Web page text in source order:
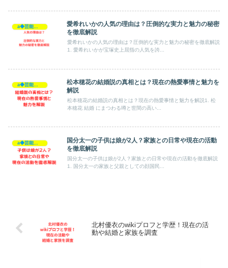
a◆芸能人◆
愛希れいかの人気の理由は？圧倒的な実力と魅力の秘密
を徹底解説
愛希れいかの人気の理由は？圧倒的な実力と魅力の秘密を徹底解説
1. 愛希れいかが宝塚史上屈指の人気を誇...
a◆芸能人◆
松本穂花の結婚説の真相とは？現在の熱愛事情と魅力を
解説
松本穂花の結婚説の真相とは？現在の熱愛事情と魅力を解説1. 松
本穂花 結婚 にまつわる噂と世間の高い...
a◆芸能人◆
国分太一の子供は娘が2人？家族との日常や現在の活動
を徹底解説
国分太一の子供は娘が2人？家族との日常や現在の活動を徹底解説
1. 国分太一の家族と父親としての顔国民...
北村優衣のwikiプロフと学歴！現在の活
動や結婚と家族を調査